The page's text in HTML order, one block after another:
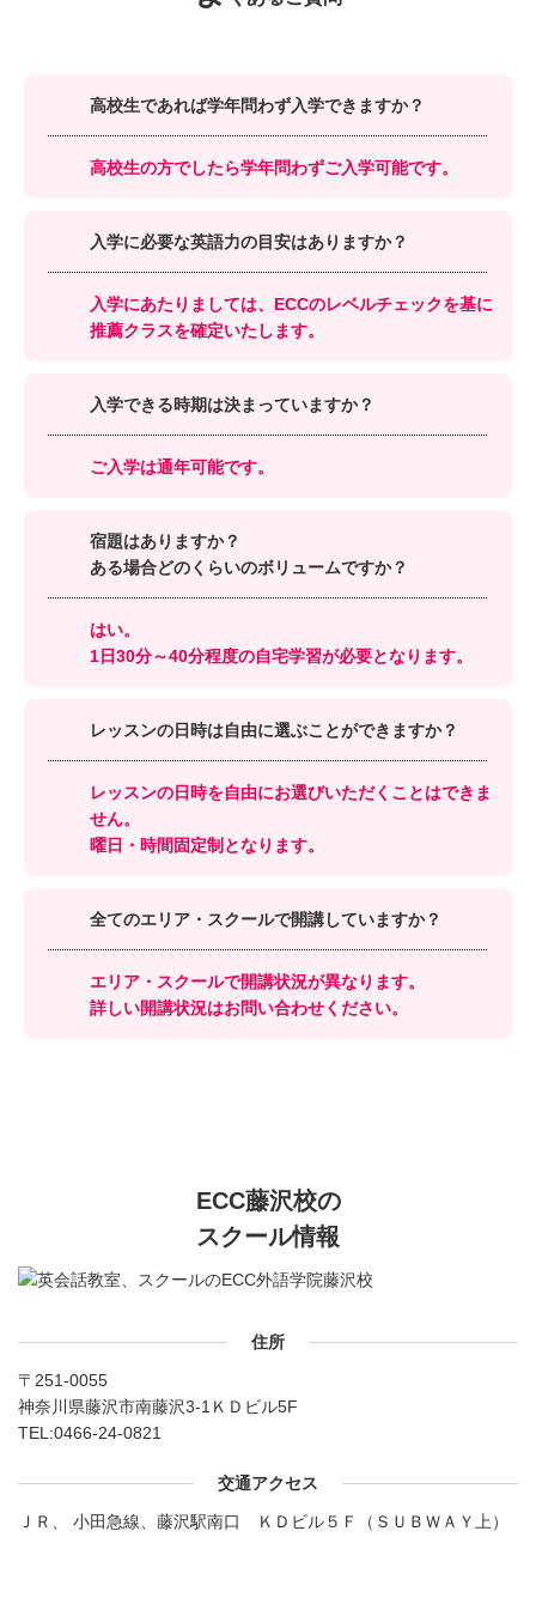
高校生であれば学年問わず入学できますか？
高校生の方でしたら学年問わずご入学可能です。
入学に必要な英語力の目安はありますか？
入学にあたりましては、ECCのレベルチェックを基に
推薦クラスを確定いたします。
入学できる時期は決まっていますか？
ご入学は通年可能です。
宿題はありますか？
ある場合どのくらいのボリュームですか？
はい。
1日30分～40分程度の自宅学習が必要となります。
レッスンの日時は自由に選ぶことができますか？
レッスンの日時を自由にお選びいただくことはできま
せん。
曜日・時間固定制となります。
全てのエリア・スクールで開講していますか？
エリア・スクールで開講状況が異なります。
詳しい開講状況はお問い合わせください。
ECC藤沢校の
スクール情報
住所
〒251-0055
神奈川県藤沢市南藤沢3-1ＫＤビル5F
TEL:0466-24-0821
交通アクセス
ＪＲ、 小田急線、藤沢駅南口 ＫＤビル５Ｆ（ＳＵＢＷＡＹ上）